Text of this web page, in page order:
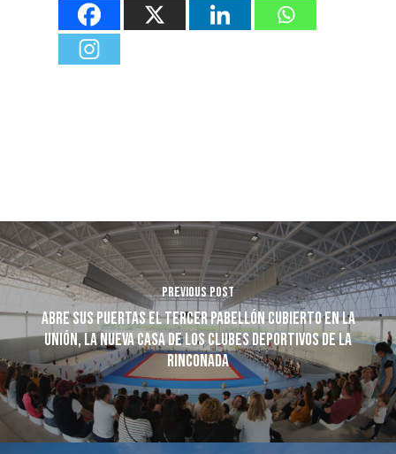
Previous Post
Abre sus puertas el tercer Pabellón Cubierto en La
Unión, la nueva casa de los clubes deportivos de La
Rinconada